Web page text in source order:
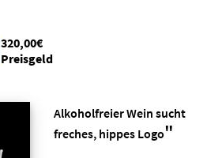
320,00€
Preisgeld
Alkoholfreier Wein sucht
freches, hippes Logo"